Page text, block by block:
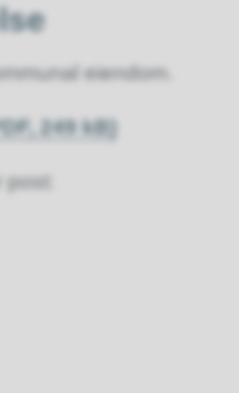
eiendom.
249 kB)